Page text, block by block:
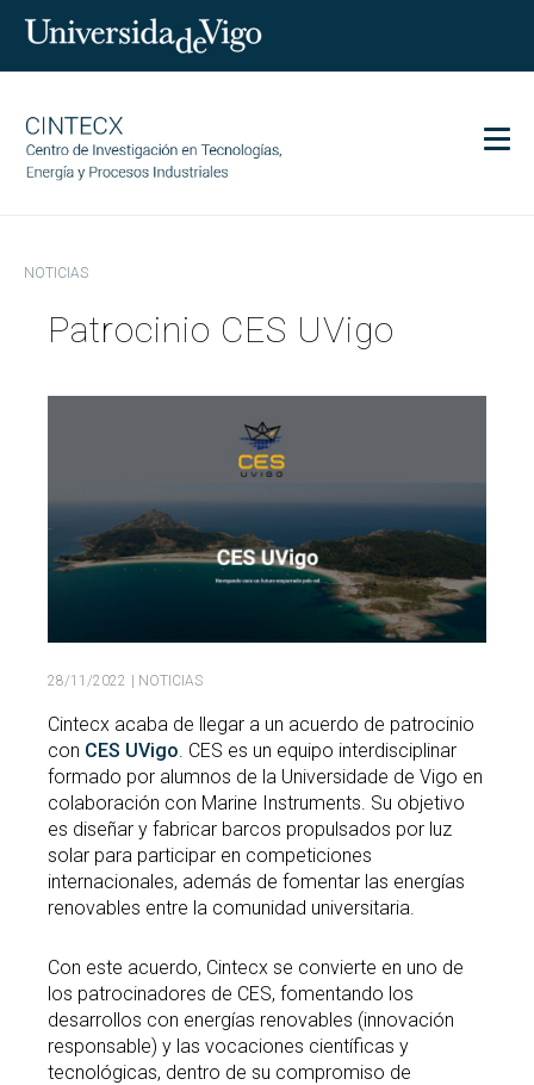
Investigación
Transferencia
Ciencia y sociedad
Buscar BUSCAR
TwitterInstagramYoutubeLinkedin
NOTICIAS
Patrocinio CES UVigo
28/11/2022 | NOTICIAS
Cintecx acaba de llegar a un acuerdo de patrocinio
con CES UVigo. CES es un equipo interdisciplinar
formado por alumnos de la Universidade de Vigo en
colaboración con Marine Instruments. Su objetivo
es diseñar y fabricar barcos propulsados por luz
solar para participar en competiciones
internacionales, además de fomentar las energías
renovables entre la comunidad universitaria.
Con este acuerdo, Cintecx se convierte en uno de
los patrocinadores de CES, fomentando los
desarrollos con energías renovables (innovación
responsable) y las vocaciones científicas y
tecnológicas, dentro de su compromiso de